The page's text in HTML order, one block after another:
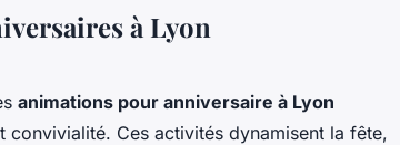
à Lyon
animations pour anniversaire à Lyon
Ces activités dynamisent la fête,